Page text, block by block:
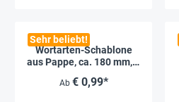
Sehr beliebt!
Wortarten-Schablone
aus Pappe, ca. 180 mm, 1
Premium"
Ab € 0,99*